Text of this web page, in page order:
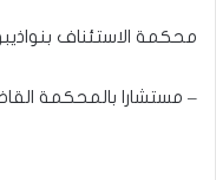
محكمة الاستئناف
– مستشارا بالمحكمة